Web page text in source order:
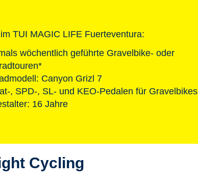
TUI MAGIC LIFE Fuerteventura:
wöchentlich geführte Gravelbike- oder
Canyon Grizl 7
, SPD-, SL- und KEO-Pedalen für Gravelbikes
16 Jahre
Cycling